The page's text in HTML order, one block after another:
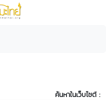
ค้นหาในเว็บไซต์ :